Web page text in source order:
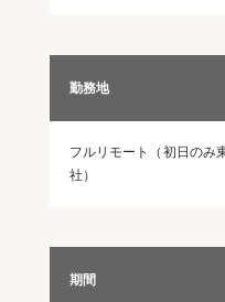
勤務地
フルリモート（初日のみ
社）
期間